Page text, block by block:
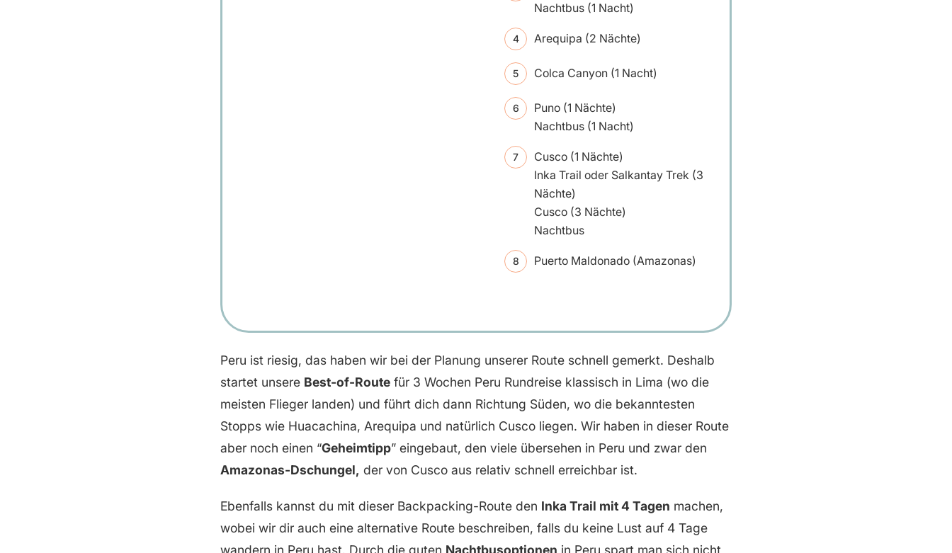
Nachtbus (1 Nacht)
Arequipa (2 Nächte)
Colca Canyon (1 Nacht)
Puno (1 Nächte)
Nachtbus (1 Nacht)
Cusco (1 Nächte)
Inka Trail oder Salkantay Trek (3
Nächte)
Cusco (3 Nächte)
Nachtbus
Puerto Maldonado (Amazonas)
Peru ist riesig, das haben wir bei der Planung unserer Route schnell gemerkt. Deshalb
startet unsere Best-of-Routefür 3 Wochen Peru Rundreise klassisch in Lima (wo die
meisten Flieger landen) und führt dich dann Richtung Süden, wo die bekanntesten
Stopps wie Huacachina, Arequipa und natürlich Cusco liegen. Wir haben in dieser Route
aber noch einen “Geheimtipp” eingebaut, den viele übersehen in Peru und zwar den
Amazonas-Dschungel, der von Cusco aus relativ schnell erreichbar ist.
Ebenfalls kannst du mit dieser Backpacking-Route den Inka Trail mit 4 Tagen machen,
wobei wir dir auch eine alternative Route beschreiben, falls du keine Lust auf 4 Tage
wandern in Peru hast. Durch die guten Nachtbusoptionen in Peru spart man sich nicht